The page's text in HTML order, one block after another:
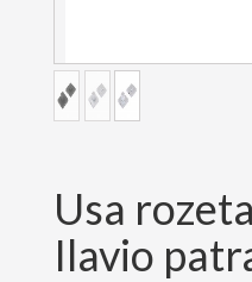
Usa
Ilavio